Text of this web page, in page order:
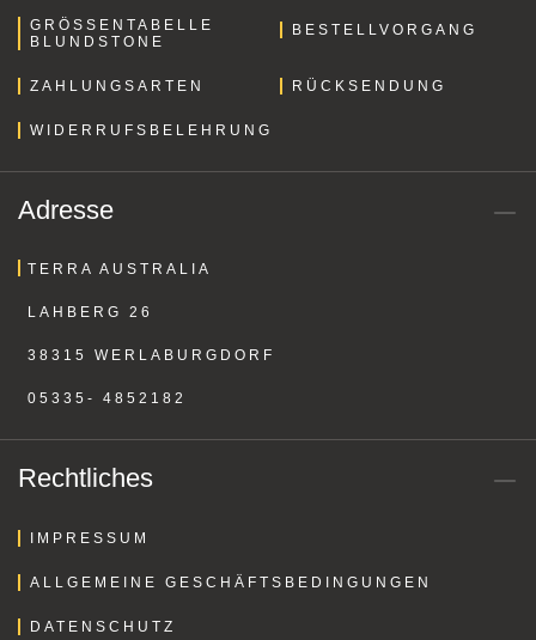
GRÖSSENTABELLE B
LUNDSTONE
BESTELLVORGANG
ZAHLUNGSARTEN RÜCKSENDUNG
WIDERRUFSBELEHRUNG
Adresse
TERRA AUSTRALIA
LAHBERG 26
38315 WERLABURGDORF
05335- 4852182
Rechtliches
IMPRESSUM
ALLGEMEINE GESCHÄFTSBEDINGUNGEN
DATENSCHUTZ